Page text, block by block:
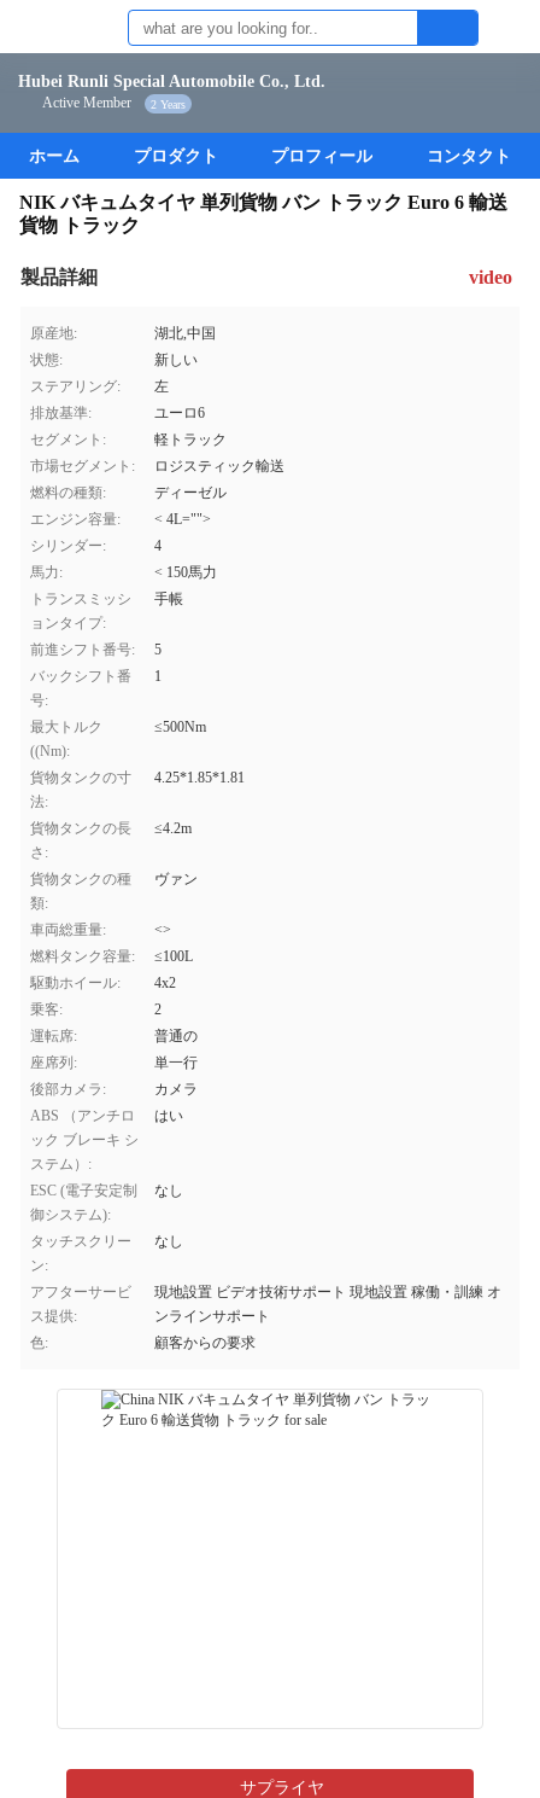
Hubei Runli Special Automobile Co., Ltd.
Active Member 2 Years
ホーム プロダクト プロフィール コンタクト
NIK バキュムタイヤ 単列貨物 バン トラック Euro 6 輸送
貨物 トラック
製品詳細 video
原産地:
湖北,中国
状態:
新しい
ステアリング:
左
排放基準:
ユーロ6
セグメント:
軽トラック
市場セグメント:
ロジスティック輸送
燃料の種類:
ディーゼル
エンジン容量:
< 4L="">
シリンダー:
4
馬力:
< 150馬力
トランスミッシ
ョンタイプ:
手帳
前進シフト番号:
5
バックシフト番
号:
1
最大トルク
((Nm):
≤500Nm
貨物タンクの寸
法:
4.25*1.85*1.81
貨物タンクの長
さ:
≤4.2m
貨物タンクの種
類:
ヴァン
車両総重量:
<>
燃料タンク容量:
≤100L
駆動ホイール:
4x2
乗客:
2
運転席:
普通の
座席列:
単一行
後部カメラ:
カメラ
ABS （アンチロ
ック ブレーキ シ
ステム）:
はい
ESC (電子安定制
御システム):
なし
タッチスクリー
ン:
なし
アフターサービ
ス提供:
現地設置 ビデオ技術サポート 現地設置 稼働・訓練 オ
ンラインサポート
色:
顧客からの要求
サプライヤ